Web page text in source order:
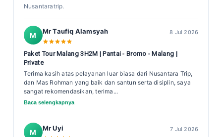
Nusantaratrip.
M Mr Taufiq Alamsyah 8 Jul 2026
Paket Tour Malang 3H2M | Pantai - Bromo - Malang |
Private
Terima kasih atas pelayanan luar biasa dari Nusantara Trip,
dan Mas Rohman yang baik dan santun serta disiplin, saya
sangat rekomendasikan, terima...
Baca selengkapnya
M Mr Uyi 7 Jul 2026